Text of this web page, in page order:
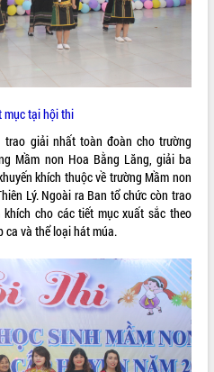
mục tại hội thi
giải nhất toàn đoàn cho trường
Mầm non Hoa Bằng Lăng, giải ba
khích thuộc về trường Mầm non
Lý. Ngoài ra Ban tổ chức còn trao
cho các tiết mục xuất sắc theo
ca và thể loại hát múa.